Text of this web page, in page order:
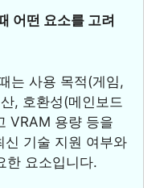
어떤 요소를 고려
는 사용 목적(게임,
, 호환성(메인보드
VRAM 용량 등을
신 기술 지원 여부와
한 요소입니다.